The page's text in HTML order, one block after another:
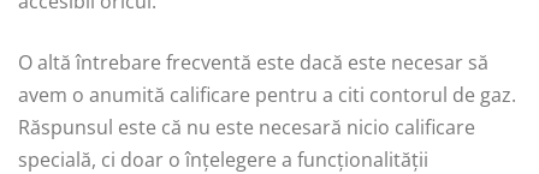
O altă întrebare frecventă este dacă este necesar să
avem o anumită calificare pentru a citi contorul de gaz.
Răspunsul este că nu este necesară nicio calificare
specială, ci doar o înțelegere a funcționalității